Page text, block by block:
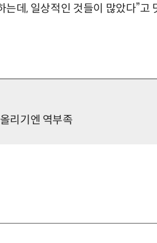
데, 일상적인 것들이 많았다”고
리기엔 역부족